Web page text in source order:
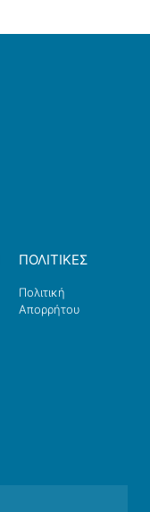
ΠΟΛΙΤΙΚΕΣ
Πολιτική
Απορρήτου